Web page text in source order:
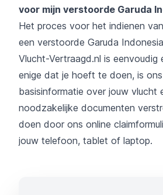
voor mijn verstoorde Garuda
Het proces voor het indienen
een verstoorde Garuda
Vlucht-Vertraagd.nl is eenvoudig
enige dat je hoeft te doen, is
basisinformatie over jouw vlucht
noodzakelijke documenten
doen door ons online
jouw telefoon, tablet of laptop.